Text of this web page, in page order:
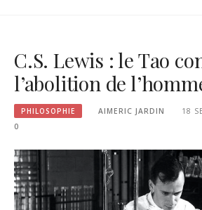
C.S. Lewis : le Tao
l’abolition de
PHILOSOPHIE AIMERIC JARDIN
18
0